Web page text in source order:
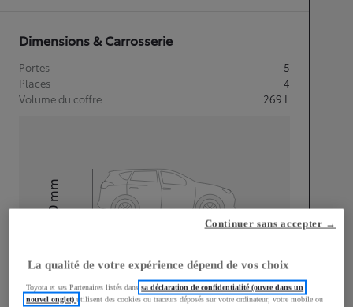
Dimensions & Carrosserie
Portes
5
Places
4
Volume du coffre
269 L
3 700mm
mm
La qualité de votre expérience dépend de vos choix
Toyota et ses Partenaires listés danssa déclaration de confidentialité (ouvre dans un
nouvel onglet)utilisent des cookies ou traceurs déposés sur votre ordinateur, votre mobile ou
Continuer sans accepter →